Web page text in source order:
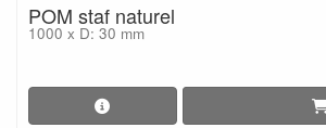
POM staf naturel
1000 x D: 30 mm